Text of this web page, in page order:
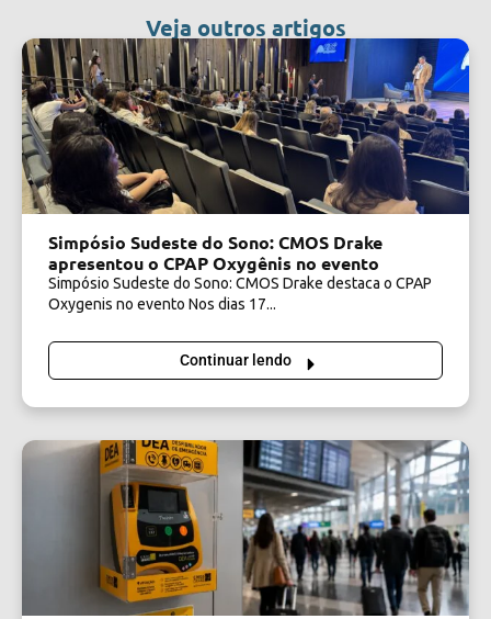
Veja outros artigos
Simpósio Sudeste do Sono: CMOS Drake
apresentou o CPAP Oxygênis no evento
Simpósio Sudeste do Sono: CMOS Drake destaca o CPAP
Oxygenis no evento Nos dias 17...
Continuar lendo